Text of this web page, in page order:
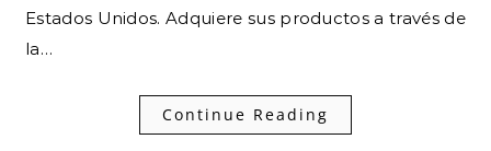
Estados Unidos. Adquiere sus productos a través de
la…
Continue Reading